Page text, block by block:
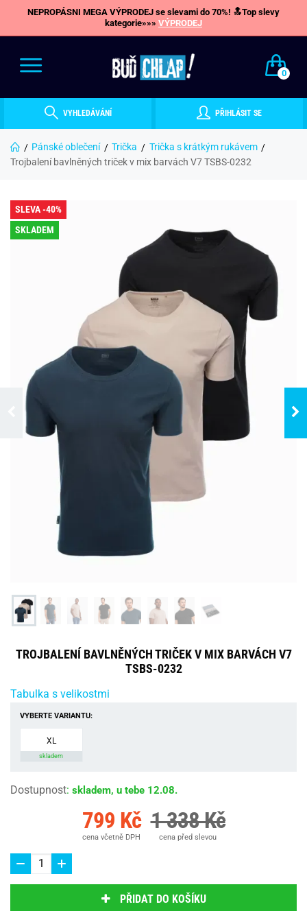
NEPROPÁSNI MEGA VÝPRODEJ se slevami do 70%! 🔝Top slevy
kategorie»»» VÝPRODEJ
0
VYHLEDÁVÁNÍ PŘIHLÁSIT SE
Pánské oblečení Trička
Trička s krátkým rukávem
Trojbalení bavlněných triček v mix barvách V7 TSBS-0232
SLEVA -40%
SKLADEM
TROJBALENÍ BAVLNĚNÝCH TRIČEK V MIX BARVÁCH V7
TSBS-0232
Tabulka s velikostmi
VYBERTE VARIANTU:
XL
skladem
Dostupnost: skladem, u tebe 12.08.
799 Kč
cena včetně DPH
1 338 Kč
cena před slevou
PŘIDAT DO KOŠÍKU